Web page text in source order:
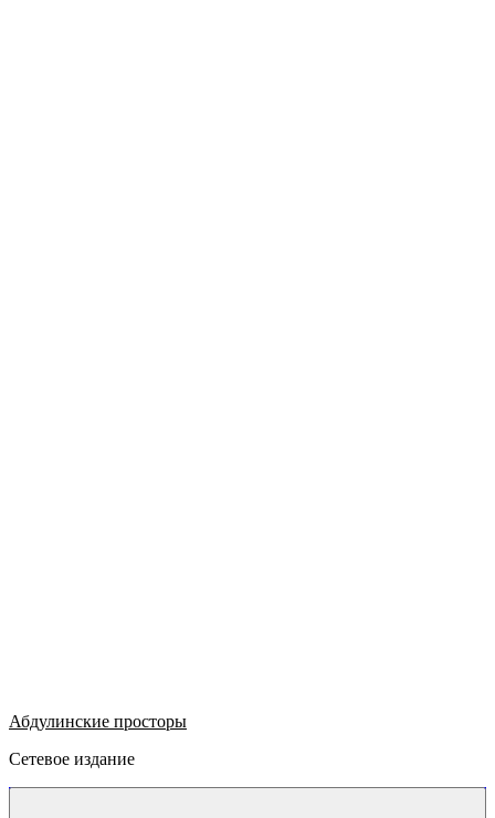
Абдулинские просторы
Сетевое издание